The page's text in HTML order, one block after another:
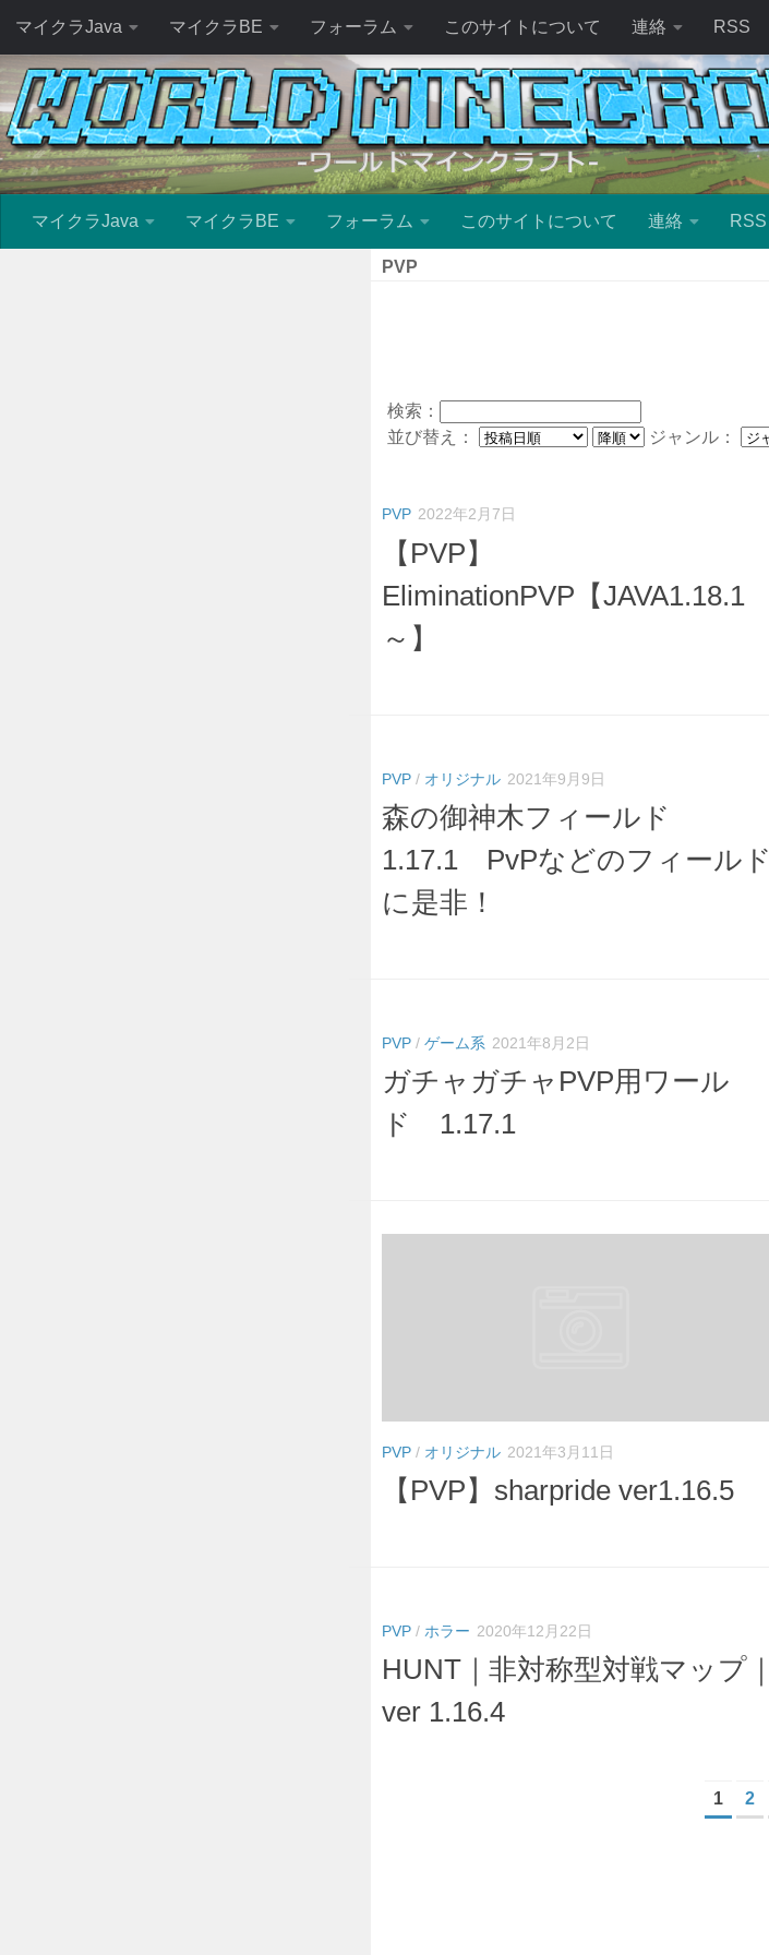
マイクラJava マイクラBE フォーラム このサイトについて 連絡 RSS
マイクラJava マイクラBE フォーラム このサイトについて 連絡 RSS
PVP
検索：
並び替え：
ジャンル：
PVP 2022年2月7日
【PVP】
EliminationPVP【JAVA1.18.1
～】
PVP / オリジナル 2021年9月9日
森の御神木フィールド
1.17.1 PvPなどのフィールド
に是非！
PVP / ゲーム系 2021年8月2日
ガチャガチャPVP用ワール
ド 1.17.1
PVP / オリジナル 2021年3月11日
【PVP】sharpride ver1.16.5
PVP / ホラー 2020年12月22日
HUNT｜非対称型対戦マップ｜
ver 1.16.4
1 2